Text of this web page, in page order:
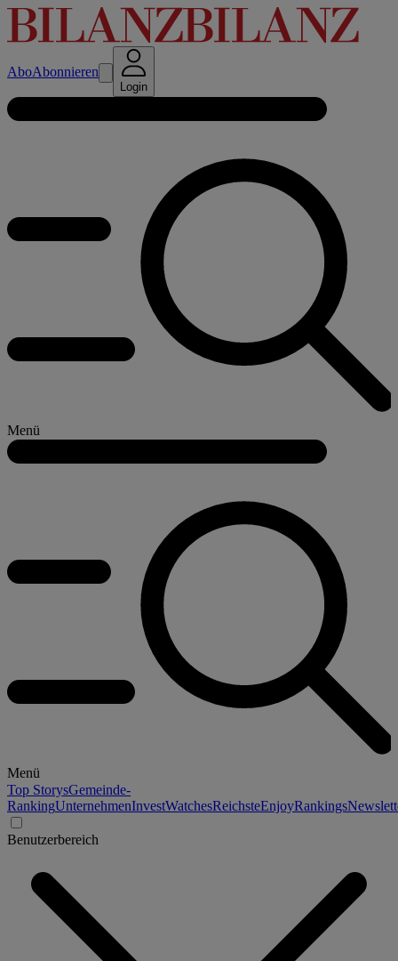
AboAbonnieren
Login
Menü
Menü
Top StorysGemeinde-
RankingUnternehmenInvestWatchesReichsteEnjoyRankings
Benutzerbereich